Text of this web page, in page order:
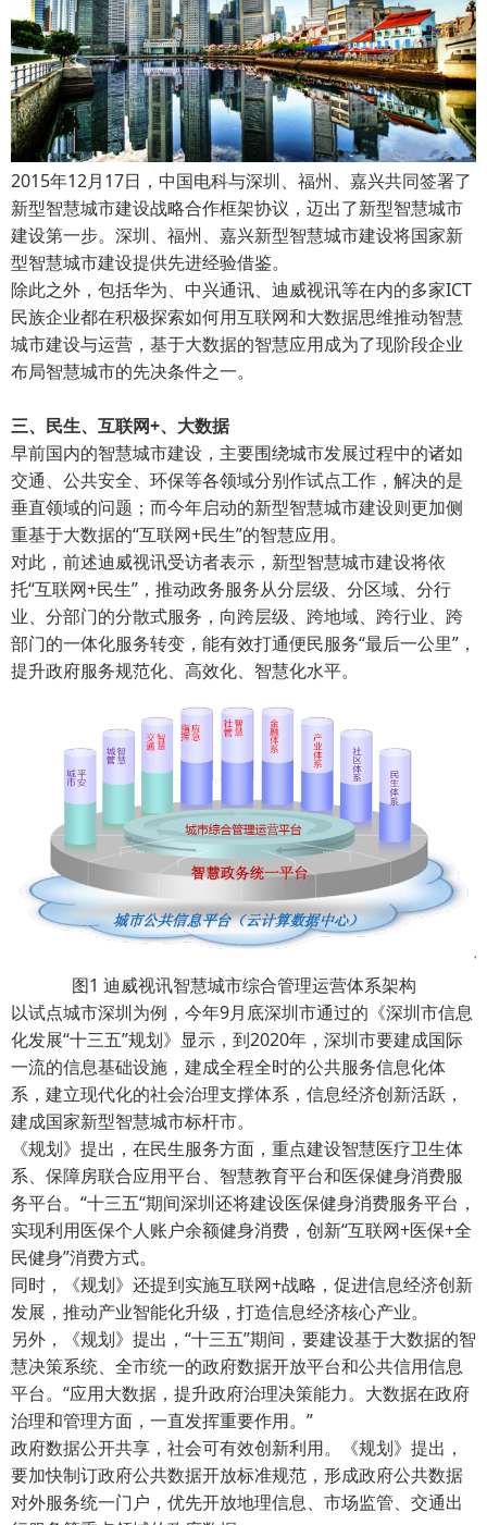
2015年12月17日，中国电科与深圳、福州、嘉兴共同签署了
新型智慧城市建设战略合作框架协议，迈出了新型智慧城市
建设第一步。深圳、福州、嘉兴新型智慧城市建设将国家新
型智慧城市建设提供先进经验借鉴。
除此之外，包括华为、中兴通讯、迪威视讯等在内的多家ICT
民族企业都在积极探索如何用互联网和大数据思维推动智慧
城市建设与运营，基于大数据的智慧应用成为了现阶段企业
布局智慧城市的先决条件之一。
三、民生、互联网+、大数据
早前国内的智慧城市建设，主要围绕城市发展过程中的诸如
交通、公共安全、环保等各领域分别作试点工作，解决的是
垂直领域的问题；而今年启动的新型智慧城市建设则更加侧
重基于大数据的“互联网+民生”的智慧应用。
对此，前述迪威视讯受访者表示，新型智慧城市建设将依
托“互联网+民生”，推动政务服务从分层级、分区域、分行
业、分部门的分散式服务，向跨层级、跨地域、跨行业、跨
部门的一体化服务转变，能有效打通便民服务“最后一公里”，
提升政府服务规范化、高效化、智慧化水平。
图1 迪威视讯智慧城市综合管理运营体系架构
以试点城市深圳为例，今年9月底深圳市通过的《深圳市信息
化发展“十三五”规划》显示，到2020年，深圳市要建成国际
一流的信息基础设施，建成全程全时的公共服务信息化体
系，建立现代化的社会治理支撑体系，信息经济创新活跃，
建成国家新型智慧城市标杆市。
《规划》提出，在民生服务方面，重点建设智慧医疗卫生体
系、保障房联合应用平台、智慧教育平台和医保健身消费服
务平台。“十三五“期间深圳还将建设医保健身消费服务平台，
实现利用医保个人账户余额健身消费，创新“互联网+医保+全
民健身”消费方式。
同时，《规划》还提到实施互联网+战略，促进信息经济创新
发展，推动产业智能化升级，打造信息经济核心产业。
另外，《规划》提出，“十三五”期间，要建设基于大数据的智
慧决策系统、全市统一的政府数据开放平台和公共信用信息
平台。“应用大数据，提升政府治理决策能力。大数据在政府
治理和管理方面，一直发挥重要作用。”
政府数据公开共享，社会可有效创新利用。《规划》提出，
要加快制订政府公共数据开放标准规范，形成政府公共数据
对外服务统一门户，优先开放地理信息、市场监管、交通出